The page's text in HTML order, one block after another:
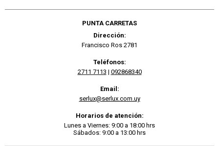
PUNTA CARRETAS
Dirección:
Francisco Ros 2781
Teléfonos:
2711 7113 | 092868340
Email:
serlux@serlux.com.uy
Horarios de atención:
Lunes a Viernes: 9:00 a 18:00 hrs
Sábados: 9:00 a 13:00 hrs